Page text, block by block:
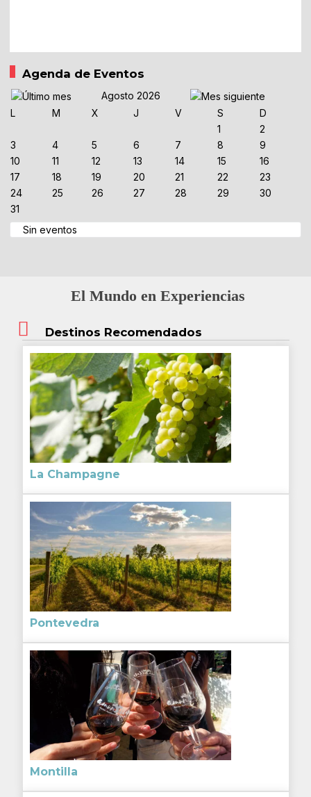
Agenda de Eventos
Agosto 2026
L
M X J V S
D
1
2
3
4 5 6 7 8
9
10
11 12 13 14 15
16
17
18 19 20 21 22
23
24
25 26 27 28 29
30
31
Sin eventos
El Mundo en Experiencias
Destinos Recomendados
La Champagne
Pontevedra
Montilla